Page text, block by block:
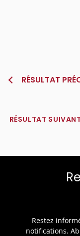
RÉSULTAT
RÉSULTAT SUIVANT
Restez
notifications.